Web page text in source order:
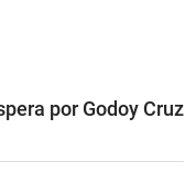
por Godoy Cruz